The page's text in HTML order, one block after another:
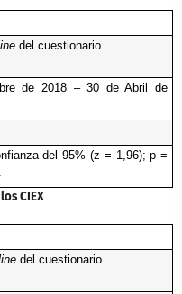
del cuestionario.
de 2018 – 30 de Abril de
del 95% (z = 1,96); p =
CIEX
del cuestionario.